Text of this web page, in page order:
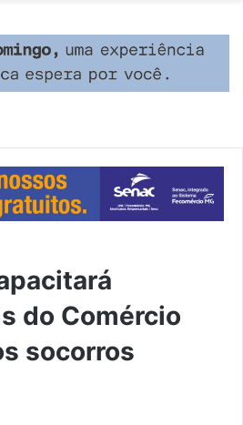
do Comércio
socorros